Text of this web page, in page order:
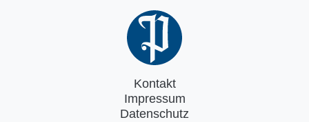
Kontakt
Impressum
Datenschutz